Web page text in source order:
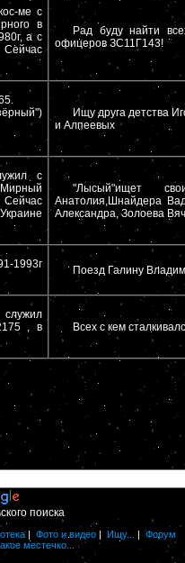
ме с
в
а с
Рад буду найти
офицеров ЗС11Г143!
Ищу друга детства
и Алпеевых
с
"Лысый"ищет
Анатолия,Шнайдера
Александра, Золоева
1993г
Поезд Галину
, в
Всех с кем
поиска
| Фото и видео | Ищу... | Форум
местечко...